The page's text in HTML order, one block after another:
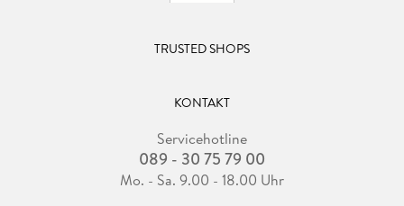
TRUSTED SHOPS
KONTAKT
Servicehotline
089 - 30 75 79 00
Mo. - Sa. 9.00 - 18.00 Uhr